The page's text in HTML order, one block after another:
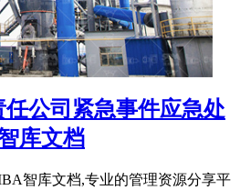
公司紧急事件应急处
库文档
智库文档,专业的管理资源分享平